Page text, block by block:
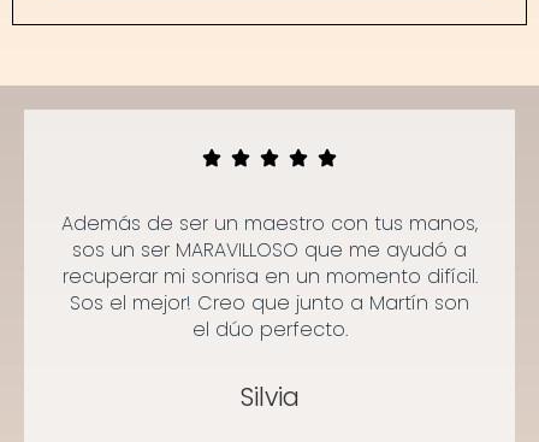
Además de ser un maestro con tus manos,
sos un ser MARAVILLOSO que me ayudó a
recuperar mi sonrisa en un momento difícil.
Sos el mejor! Creo que junto a Martín son
el dúo perfecto.
Silvia